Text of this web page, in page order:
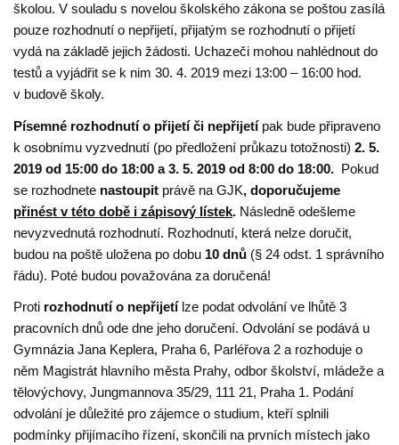
školou. V souladu s novelou školského zákona se poštou zasílá
pouze rozhodnutí o nepřijetí, přijatým se rozhodnutí o přijetí
vydá na základě jejich žádosti. Uchazeči mohou nahlédnout do
testů a vyjádřit se k nim 30. 4. 2019 mezi 13:00 – 16:00 hod.
v budově školy.
Písemné rozhodnutí o přijetí či nepřijetí pak bude připraveno
k osobnímu vyzvednutí (po předložení průkazu totožnosti)2. 5.
2019 od 15:00 do 18:00 a 3. 5. 2019 od 8:00 do 18:00. Pokud
se rozhodnete nastoupit právě na GJK, doporučujeme
přinést v této době i zápisový lístek. Následně odešleme
nevyzvednutá rozhodnutí. Rozhodnutí, která nelze doručit,
budou na poště uložena po dobu 10 dnů (§ 24 odst. 1 správního
řádu). Poté budou považována za doručená!
Proti rozhodnutí o nepřijetílze podat odvolání ve lhůtě 3
pracovních dnů ode dne jeho doručení. Odvolání se podává u
Gymnázia Jana Keplera, Praha 6, Parléřova 2 a rozhoduje o
něm Magistrát hlavního města Prahy, odbor školství, mládeže a
tělovýchovy, Jungmannova 35/29, 111 21, Praha 1. Podání
odvolání je důležité pro zájemce o studium, kteří splnili
podmínky přijímacího řízení, skončili na prvních místech jako